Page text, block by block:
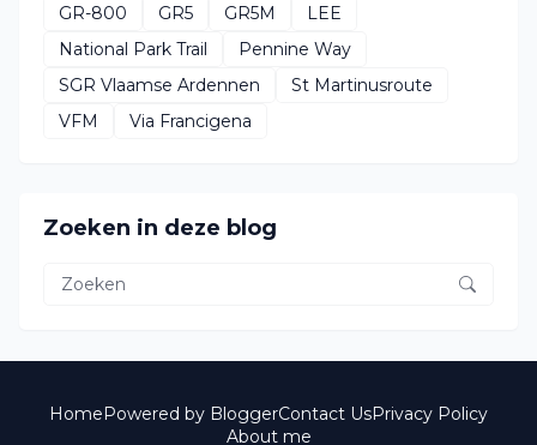
GR-800
GR5 GR5M
LEE
National Park Trail
Pennine Way
SGR Vlaamse Ardennen
St Martinusroute
VFM
Via Francigena
Zoeken in deze blog
HomePowered by BloggerContact UsPrivacy Policy
About me